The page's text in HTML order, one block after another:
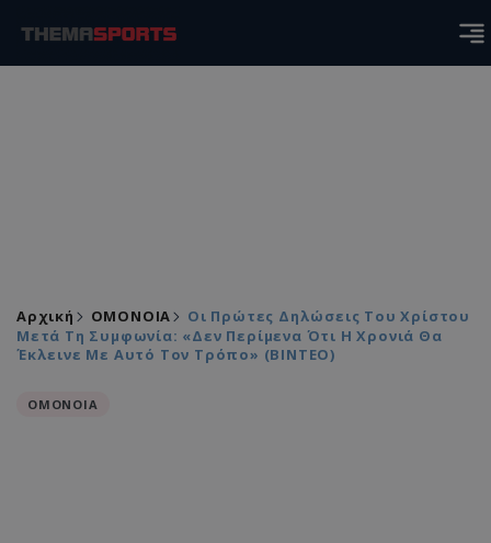
Αρχική ΟΜΟΝΟΙΑ
Οι Πρώτες Δηλώσεις Του Χρίστου
Μετά Τη Συμφωνία: «Δεν Περίμενα Ότι Η Χρονιά Θα
Έκλεινε Με Αυτό Τον Τρόπο» (ΒΙΝΤΕΟ)
ΟΜΟΝΟΙΑ